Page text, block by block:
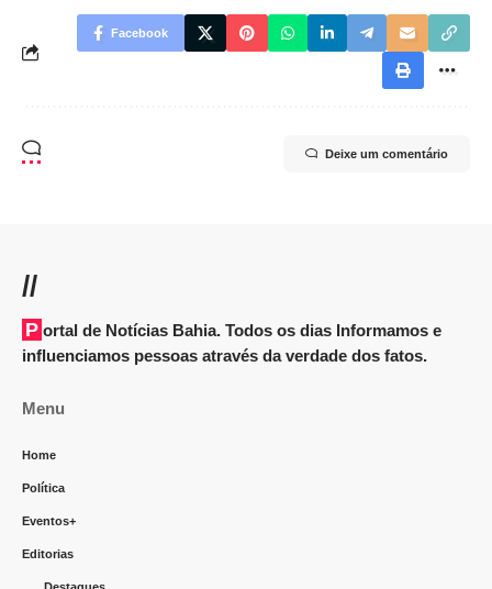
Facebook
Deixe um comentário
//
Portal de Notícias Bahia. Todos os dias Informamos e
influenciamos pessoas através da verdade dos fatos.
Menu
Home
Política
Eventos+
Editorias